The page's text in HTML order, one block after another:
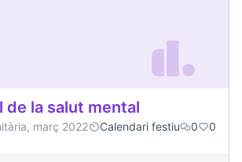
de la salut mental
març 2022 Calendari festiu 0 0